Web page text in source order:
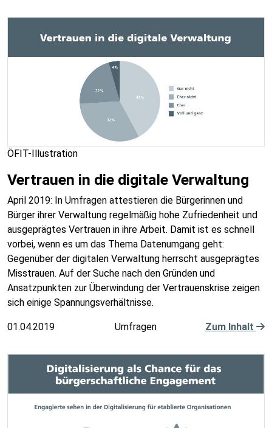
ÖFIT-Illustration
Vertrauen in die digitale Verwaltung
April 2019: In Umfragen attestieren die Bürgerinnen und
Bürger ihrer Verwaltung regelmäßig hohe Zufriedenheit und
ausgeprägtes Vertrauen in ihre Arbeit. Damit ist es schnell
vorbei, wenn es um das Thema Datenumgang geht:
Gegenüber der digitalen Verwaltung herrscht ausgeprägtes
Misstrauen. Auf der Suche nach den Gründen und
Ansatzpunkten zur Überwindung der Vertrauenskrise zeigen
sich einige Spannungsverhältnisse.
01.04.2019 Umfragen Zum Inhalt